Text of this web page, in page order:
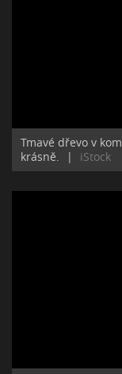
Tmavé dřevo v
krásně.
| iStock